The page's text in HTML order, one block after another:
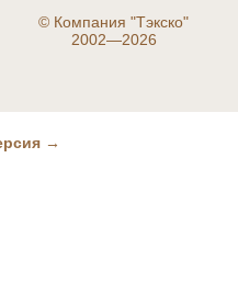
© Компания "Тэкско"
2002—2026
→